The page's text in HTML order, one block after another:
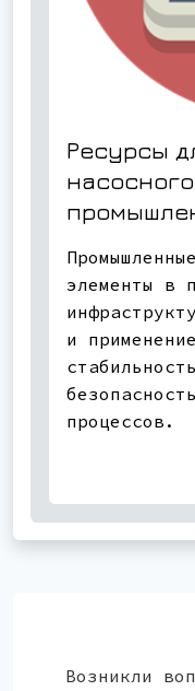
Ресурсы
элементы в
и
процессов.
Возникли